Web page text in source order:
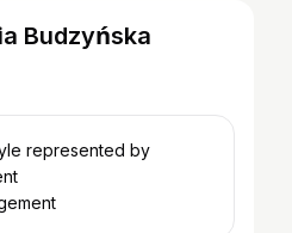
Budzyńska
by